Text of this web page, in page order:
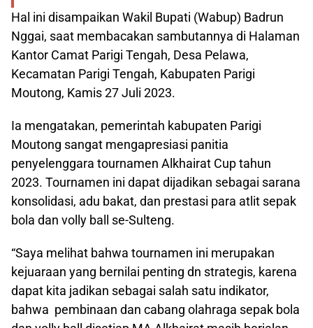
Hal ini disampaikan Wakil Bupati (Wabup) Badrun
Nggai, saat membacakan sambutannya di Halaman
Kantor Camat Parigi Tengah, Desa Pelawa,
Kecamatan Parigi Tengah, Kabupaten Parigi
Moutong, Kamis 27 Juli 2023.
Ia mengatakan, pemerintah kabupaten Parigi
Moutong sangat mengapresiasi panitia
penyelenggara tournamen Alkhairat Cup tahun
2023. Tournamen ini dapat dijadikan sebagai sarana
konsolidasi, adu bakat, dan prestasi para atlit sepak
bola dan volly ball se-Sulteng.
“Saya melihat bahwa tournamen ini merupakan
kejuaraan yang bernilai penting dn strategis, karena
dapat kita jadikan sebagai salah satu indikator,
bahwa pembinaan dan cabang olahraga sepak bola